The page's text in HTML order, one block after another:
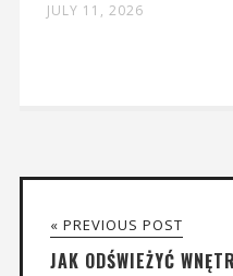
JULY 11, 2026
« PREVIOUS POST
JAK ODŚWIEŻYĆ